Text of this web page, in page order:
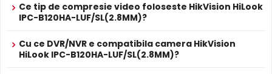
dotata camera HikVision HiLook IPC-B120HA-
LUF/SL(2.8MM), permite ca obiectele aflate pe un fundal
foarte luminos (de exemplu, in dreptul unei ferestre sau a
unei usi de acces) sa fie vizibile.
* Specificatiile tehnice ale produsului HikVision HiLook IPC-B120HA-
LUF/SL(2.8MM) au caracter informativ.
Ce tip de compresie video foloseste HikVision HiLook
IPC-B120HA-LUF/SL(2.8MM)?
Cu ce DVR/NVR e compatibila camera HikVision
HiLook IPC-B120HA-LUF/SL(2.8MM)?